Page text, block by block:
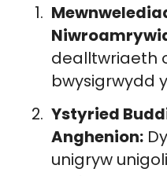
dealltwriaeth
bwysigrwydd
Ystyried
Anghenion:
unigryw